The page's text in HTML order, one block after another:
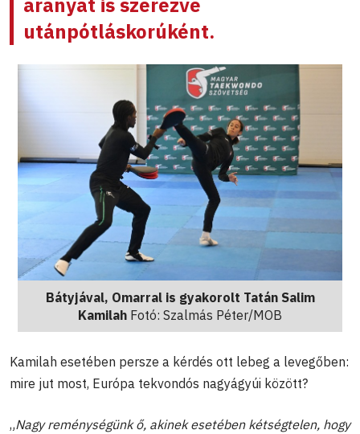
utánpótláskorúként.
Bátyjával, Omarral is gyakorolt Tatán Salim
Kamilah Fotó: Szalmás Péter/MOB
Kamilah esetében persze a kérdés ott lebeg a levegőben:
mire jut most, Európa tekvondós nagyágyúi között?
„Nagy reménységünk ő, akinek esetében kétségtelen, hogy